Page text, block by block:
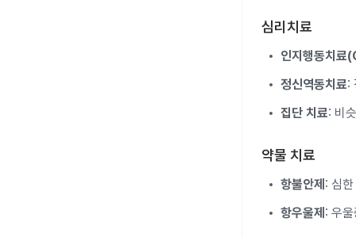
심리치료
인지행동치료
정신역동치료:
집단 치료: 비
약물 치료
항불안제 : 심
항우울제 : 우